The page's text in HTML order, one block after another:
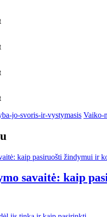
jo-svoris-ir-vystymasis Vaiko-
savaitė: kaip